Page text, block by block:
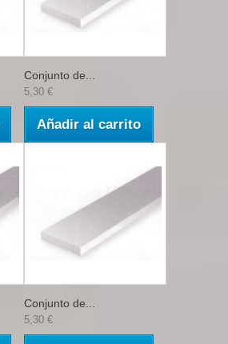
Conjunto de...
5,30 €
Añadir al carrito
Conjunto de...
5,30 €